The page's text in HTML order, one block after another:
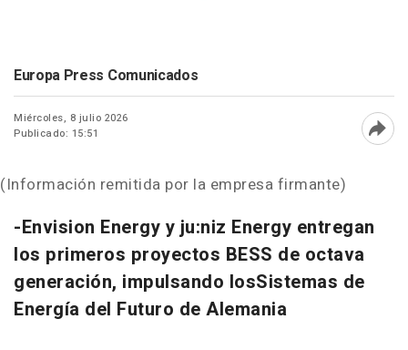
Europa Press Comunicados
Miércoles, 8 julio 2026
Publicado: 15:51
(Información remitida por la empresa firmante)
-Envision Energy y ju:niz Energy entregan
los primeros proyectos BESS de octava
generación, impulsando losSistemas de
Energía del Futuro de Alemania